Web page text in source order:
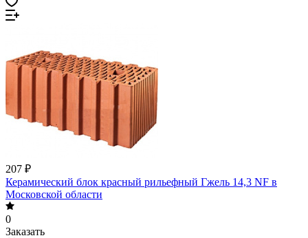
207 ₽
Керамический блок красный рильефный Гжель 14,3 NF в
Московской области
0
Заказать